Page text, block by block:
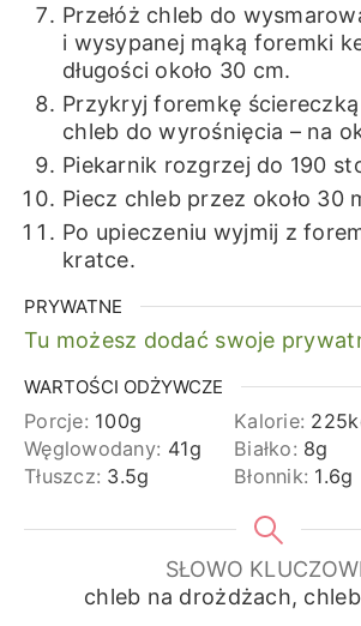
Przełóż chleb do
i wysypanej mąką foremki
długości około 30 cm.
Przykryj foremkę
chleb do wyrośnięcia – na
Piekarnik rozgrzej do 190
Piecz chleb przez około 30
Po upieczeniu wyjmij z
kratce.
PRYWATNE
Tu możesz dodać swoje
WARTOŚCI ODŻYWCZE
Porcje: 100g Kalorie: 225
Węglowodany: 41g Białko: 8g
Tłuszcz: 3.5g Błonnik: 1.6g
SŁOWO
chleb na drożdżach,